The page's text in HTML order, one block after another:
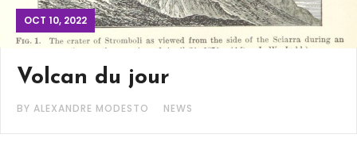
OCT 10, 2022
Volcan du jour
BY ALEXANDRE MODESTO NEWS